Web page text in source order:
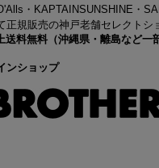
・KAPTAINSUNSHINE・
正規販売の神戸老舗セレクトシ
料無料（沖縄県・離島など一
ンショップ